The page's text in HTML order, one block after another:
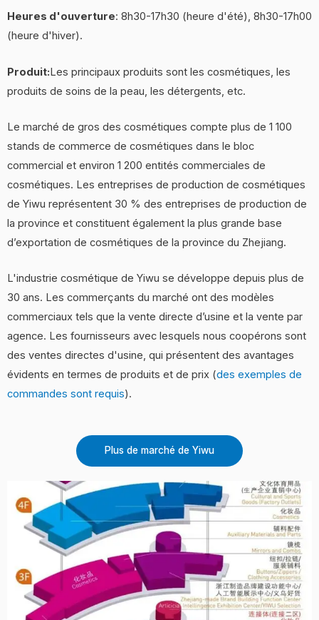
Heures d'ouverture: 8h30-17h30 (heure d'été), 8h30-17h00
(heure d'hiver).
Produit:Les principaux produits sont les cosmétiques, les
produits de soins de la peau, les détergents, etc.
Le marché de gros des cosmétiques compte plus de 1 100
stands de commerce de cosmétiques dans le bloc
commercial et environ 1 200 entités commerciales de
cosmétiques. Les entreprises de production de cosmétiques
de Yiwu représentent 30 % des entreprises de production de
la province et constituent également la plus grande base
d’exportation de cosmétiques de la province du Zhejiang.
L'industrie cosmétique de Yiwu se développe depuis plus de
30 ans. Les commerçants du marché ont des modèles
commerciaux tels que la vente directe d’usine et la vente par
agence. Les fournisseurs avec lesquels nous coopérons sont
des ventes directes d'usine, qui présentent des avantages
évidents en termes de produits et de prix (des exemples de
commandes sont requis).
Plus de marché de Yiwu